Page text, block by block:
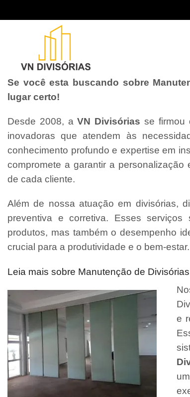
Se você esta buscando sobre
lugar certo!
Desde 2008, aVN Divisórias se firmou
inovadoras que atendem às
conhecimento profundo e expertise em
compromete a garantir a
de cada cliente.
Além de nossa atuação em divisórias,
preventiva e corretiva. Esses
produtos, mas também o desempenho
crucial para a produtividade e o bem-estar.
Leia mais sobre Manutenção de
e